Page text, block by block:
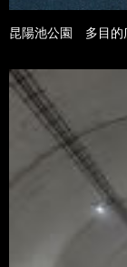
昆陽池公園 多目的